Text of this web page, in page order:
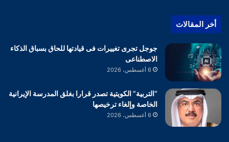
أخر المقالات
جوجل تجرى تغييرات فى قيادتها للحاق بسباق الذكاء
الاصطناعى
6 أغسطس، 2026
“التربية” الكويتية تصدر قرارا بغلق المدرسة الإيرانية
الخاصة وإلغاء ترخيصها
6 أغسطس، 2026